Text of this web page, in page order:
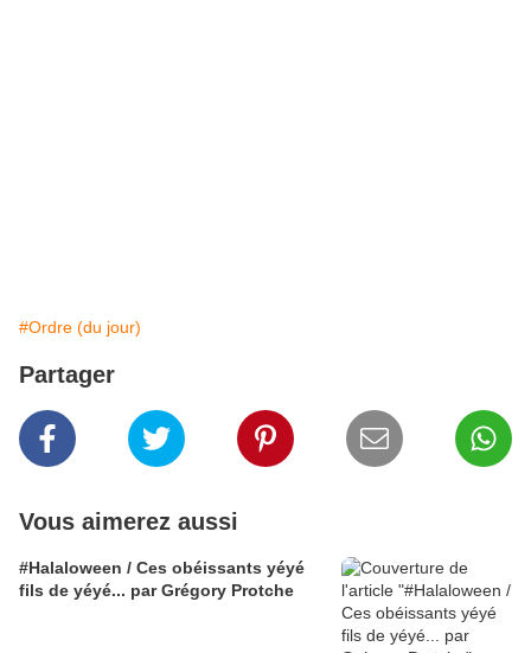
#Ordre (du jour)
Partager
Vous aimerez aussi
#Halaloween / Ces obéissants yéyé
fils de yéyé... par Grégory Protche